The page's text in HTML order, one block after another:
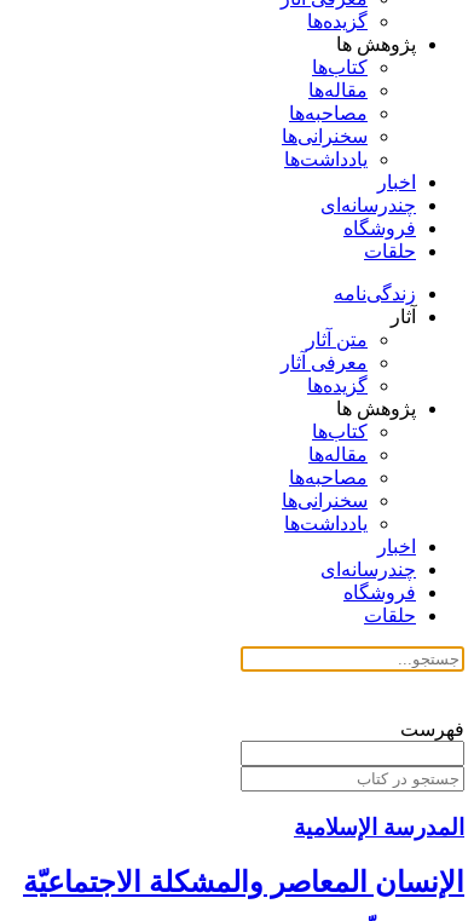
گزیده‌ها
پژوهش ها
کتاب‌ها
مقاله‌ها
مصاحبه‌ها
سخنرانی‌ها
یادداشت‌ها
اخبار
چندرسانه‌ای
فروشگاه
حلقات
زندگی‌نامه
آثار
متن آثار
معرفی آثار
گزیده‌ها
پژوهش ها
کتاب‌ها
مقاله‌ها
مصاحبه‌ها
سخنرانی‌ها
یادداشت‌ها
اخبار
چندرسانه‌ای
فروشگاه
حلقات
فهرست
المدرسة الإسلامیة
الإنسان المعاصر والمشكلة الاجتماعيّة